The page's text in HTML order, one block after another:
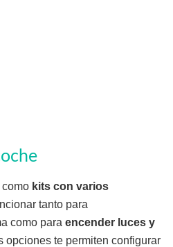
como kits con varios
tanto para
como para encender luces y
opciones te permiten configurar